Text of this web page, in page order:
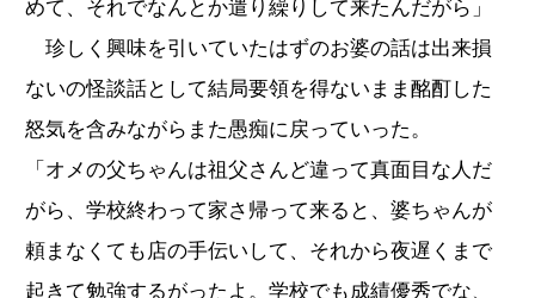
めて、それでなんとか遣り繰りして来たんだがら」
珍しく興味を引いていたはずのお婆の話は出来損
ないの怪談話として結局要領を得ないまま酩酊した
怒気を含みながらまた愚痴に戻っていった。
「オメの父ちゃんは祖父さんど違って真面目な人だ
がら、学校終わって家さ帰って来ると、婆ちゃんが
頼まなくても店の手伝いして、それから夜遅くまで
起きて勉強するがったよ。学校でも成績優秀でな、